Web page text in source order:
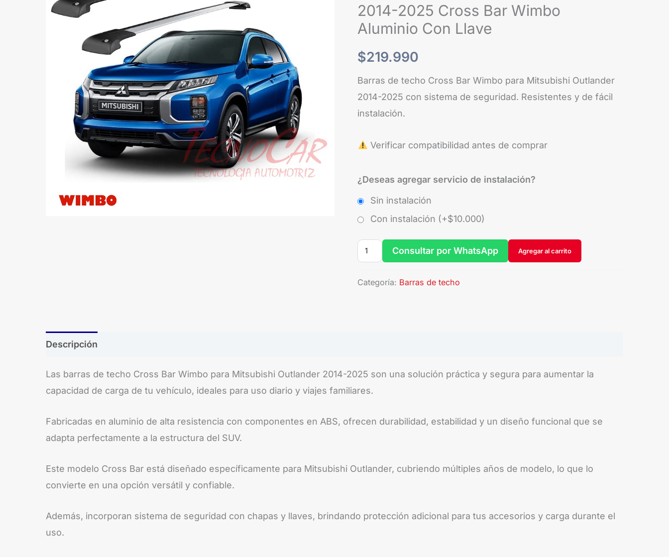
2014-2025 Cross Bar Wimbo
Aluminio Con Llave
$219.990
Barras de techo Cross Bar Wimbo para Mitsubishi Outlander
2014-2025 con sistema de seguridad. Resistentes y de fácil
instalación.
Verificar compatibilidad antes de comprar
¿Deseas agregar servicio de instalación?
Sin instalación
Con instalación (+$10.000)
2025
Cross
Bar
Wimbo
Aluminio
Con
Llave
Agregar al carrito
Consultar por WhatsApp
Categoría: Barras de techo
Descripción
Las barras de techo Cross Bar Wimbo para Mitsubishi Outlander 2014-2025 son una solución práctica y segura para aumentar la
capacidad de carga de tu vehículo, ideales para uso diario y viajes familiares.
Fabricadas en aluminio de alta resistencia con componentes en ABS, ofrecen durabilidad, estabilidad y un diseño funcional que se
adapta perfectamente a la estructura del SUV.
Este modelo Cross Bar está diseñado específicamente para Mitsubishi Outlander, cubriendo múltiples años de modelo, lo que lo
convierte en una opción versátil y confiable.
Además, incorporan sistema de seguridad con chapas y llaves, brindando protección adicional para tus accesorios y carga durante el
uso.